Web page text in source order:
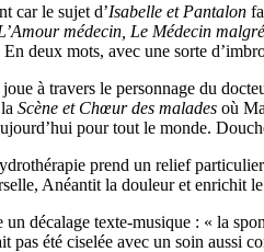
car le sujet d’Isabelle et Pantalon
médecin, Le Médecin
deux mots, avec une sorte
à travers le personnage du
Scène et Chœur des malades où
pour tout le monde.
prend un relief
Anéantit la douleur et enrichit
décalage texte-musique : « la
pas été ciselée avec un soin aussi